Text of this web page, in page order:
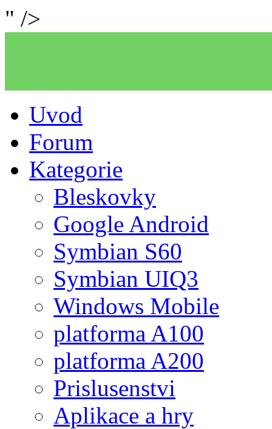
" />
Uvod
Forum
Kategorie
Bleskovky
Google Android
Symbian S60
Symbian UIQ3
Windows Mobile
platforma A100
platforma A200
Prislusenstvi
Aplikace a hry